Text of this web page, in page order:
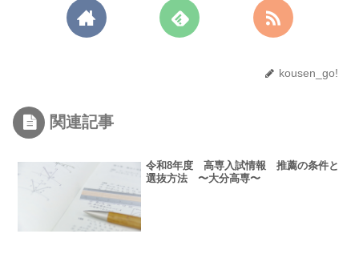
kousen_go!
関連記事
令和8年度 高専入試情報 推薦の条件と
選抜方法 〜大分高専〜